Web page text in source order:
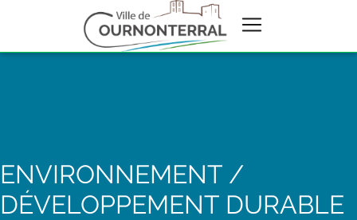
ENVIRONNEMENT /
DÉVELOPPEMENT DURABLE